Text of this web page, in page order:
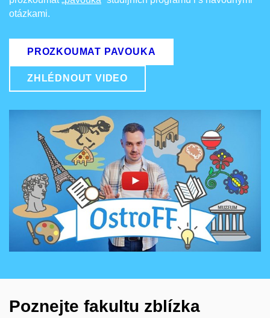
otázkami.
PROZKOUMAT PAVOUKA
ZHLÉDNOUT VIDEO
Povolit cookies a přehrát
Otevřít na youtube.com
Poznejte fakultu zblízka